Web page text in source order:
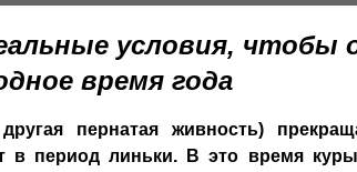
условия, чтобы
время года
пернатая живность)
в период линьки. В это время